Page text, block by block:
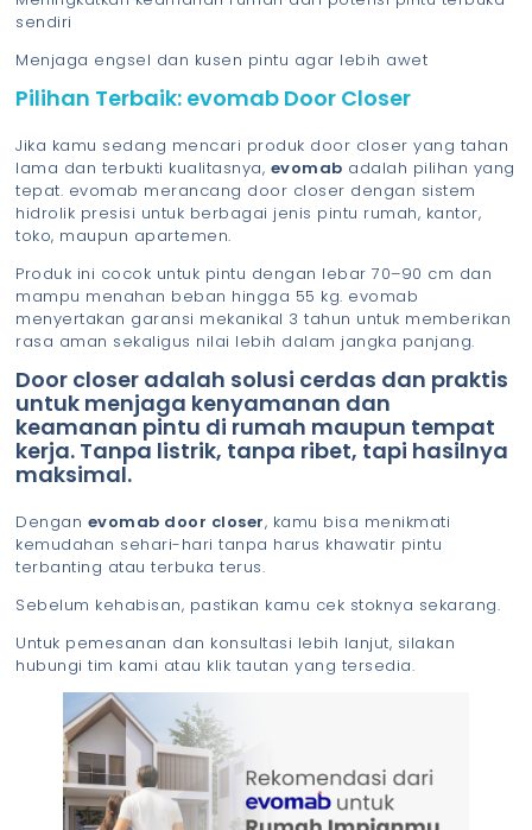
sendiri
Menjaga engsel dan kusen pintu agar lebih awet
Pilihan Terbaik: evomab Door Closer
Jika kamu sedang mencari produk door closer yang tahan
lama dan terbukti kualitasnya, evomab adalah pilihan yang
tepat. evomab merancang door closer dengan sistem
hidrolik presisi untuk berbagai jenis pintu rumah, kantor,
toko, maupun apartemen.
Produk ini cocok untuk pintu dengan lebar 70–90 cm dan
mampu menahan beban hingga 55 kg. evomab
menyertakan garansi mekanikal 3 tahun untuk memberikan
rasa aman sekaligus nilai lebih dalam jangka panjang.
Door closer adalah solusi cerdas dan praktis
untuk menjaga kenyamanan dan
keamanan pintu di rumah maupun tempat
kerja. Tanpa listrik, tanpa ribet, tapi hasilnya
maksimal.
Dengan evomab door closer, kamu bisa menikmati
kemudahan sehari-hari tanpa harus khawatir pintu
terbanting atau terbuka terus.
Sebelum kehabisan, pastikan kamu cek stoknya sekarang.
Untuk pemesanan dan konsultasi lebih lanjut, silakan
hubungi tim kami atau klik tautan yang tersedia.